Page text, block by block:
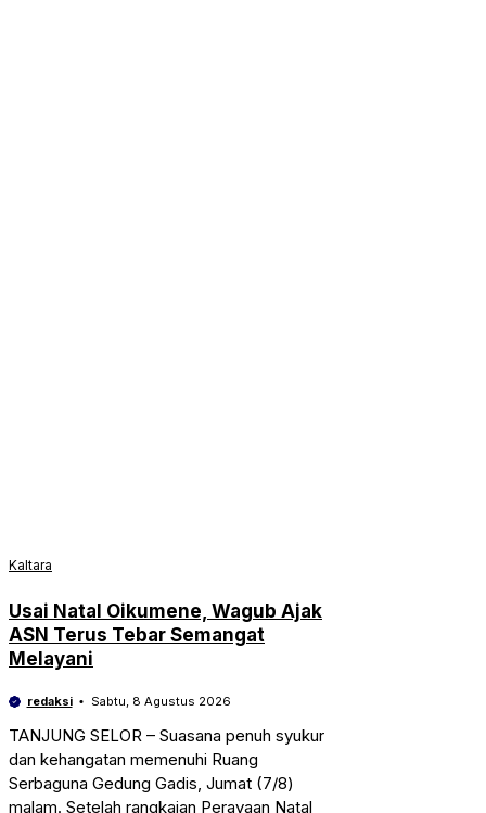
Kaltara
Usai Natal Oikumene, Wagub Ajak
ASN Terus Tebar Semangat
Melayani
redaksi Sabtu, 8 Agustus 2026
TANJUNG SELOR – Suasana penuh syukur
dan kehangatan memenuhi Ruang
Serbaguna Gedung Gadis, Jumat (7/8)
malam. Setelah rangkaian Perayaan Natal